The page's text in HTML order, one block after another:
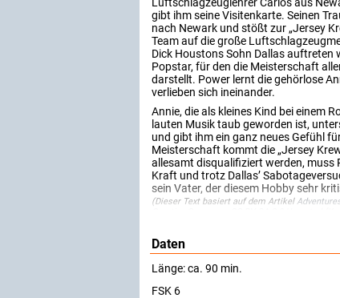
gibt ihm seine Visitenkarte. Seinen
nach Newark und stößt zur „Jersey
Team auf die große
Dick Houstons Sohn Dallas auftreten
Popstar, für den die Meisterschaft
darstellt. Power lernt die gehörlose
verlieben sich ineinander.
Annie, die als kleines Kind bei einem
lauten Musik taub geworden ist,
und gibt ihm ein ganz neues Gefühl
Meisterschaft kommt die „Jersey
allesamt disqualifiziert werden, muss
Kraft und trotz Dallas’
sein Vater, der diesem Hobby sehr
(Dieser Text basiert auf dem Artikel
Daten
Länge: ca. 90 min.
FSK 6